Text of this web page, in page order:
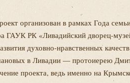
организован в рамках Года
ГАУК РК «Ливадийский дворец-
духовно-нравственных
в Ливадии — протоиерею
проекта, ведь именно на